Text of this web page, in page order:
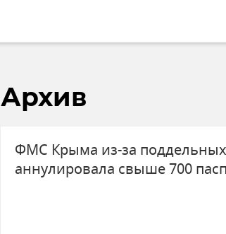
Архив
ФМС Крыма из-за
аннулировала свыше 700